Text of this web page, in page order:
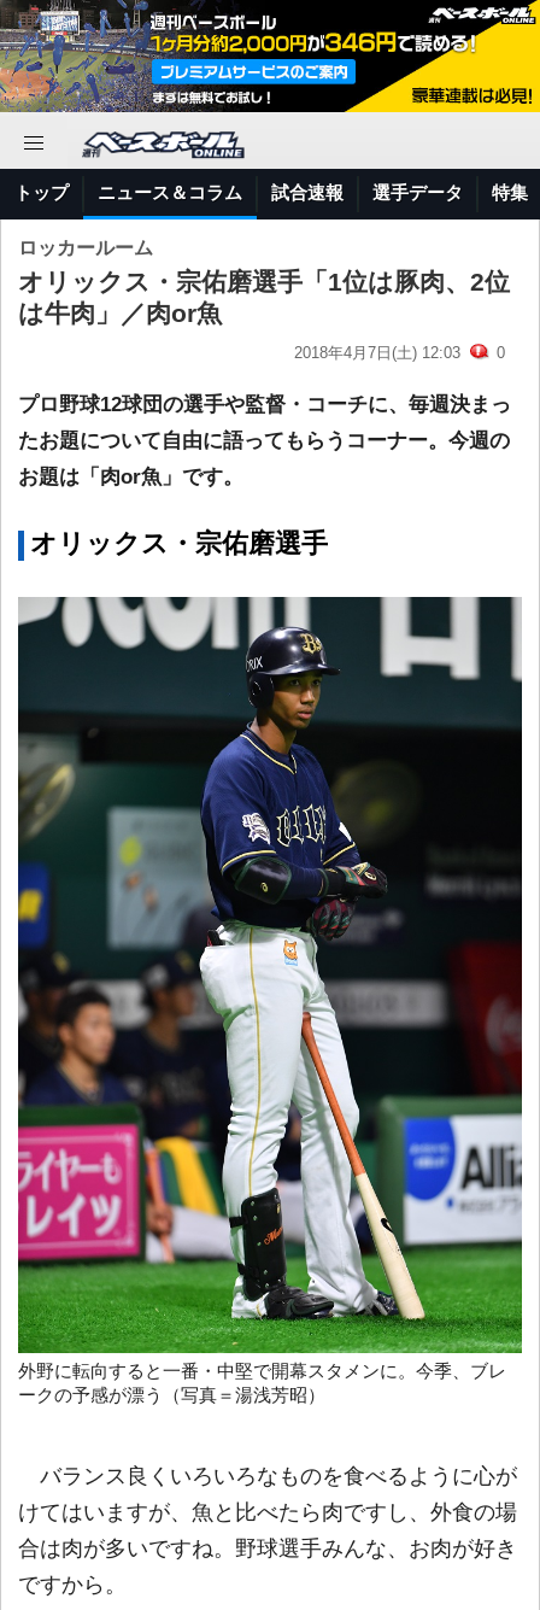
トップ ニュース＆コラム 試合速報 選手データ 特集
ロッカールーム
オリックス・宗佑磨選手「1位は豚肉、2位
は牛肉」／肉or魚
2018年4月7日(土) 12:03 0
プロ野球12球団の選手や監督・コーチに、毎週決まっ
たお題について自由に語ってもらうコーナー。今週の
お題は「肉or魚」です。
オリックス・宗佑磨選手
外野に転向すると一番・中堅で開幕スタメンに。今季、ブレ
ークの予感が漂う（写真＝湯浅芳昭）
バランス良くいろいろなものを食べるように心が
けてはいますが、魚と比べたら肉ですし、外食の場
合は肉が多いですね。野球選手みんな、お肉が好き
ですから。